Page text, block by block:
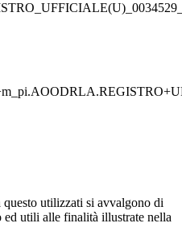
utilizzati si avvalgono di
ed utili alle finalità illustrate nella